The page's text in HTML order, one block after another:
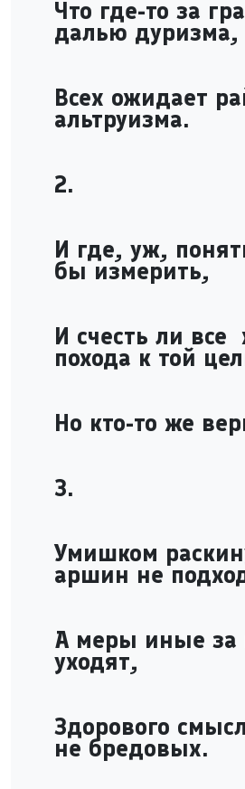
Что где-то за
далью дуризма,
Всех ожидает
альтруизма.
2.
И где, уж,
бы измерить,
И счесть ли
похода к той
Но кто-то же
3.
Умишком
аршин не
А меры иные за
уходят,
Здорового
не бредовых.